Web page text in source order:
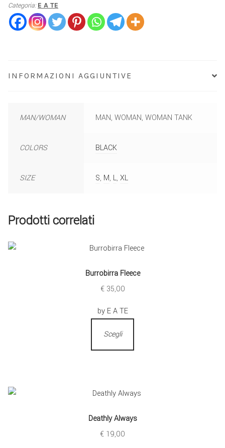
Categoria: E A TE
INFORMAZIONI AGGIUNTIVE
MAN/WOMAN MAN, WOMAN, WOMAN TANK
COLORS BLACK
SIZE S, M, L, XL
Prodotti correlati
Burrobirra Fleece
€35,00
by E A TE
Scegli
Deathly Always
€ 19,00